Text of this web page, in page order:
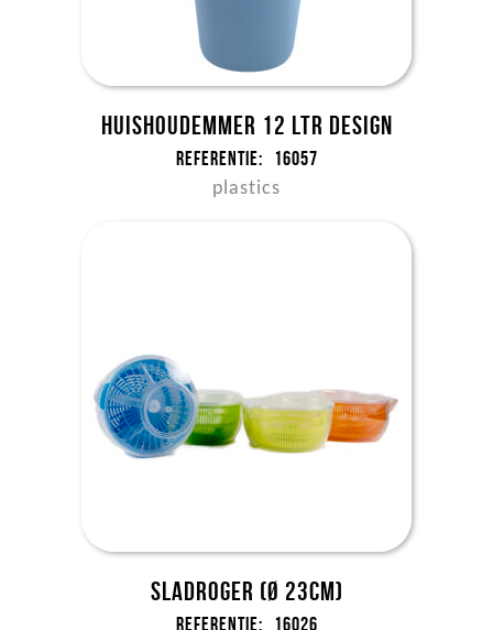
Huishoudemmer 12 ltr DESIGN
Referentie: 16057
plastics
Sladroger (Ø 23cm)
Referentie: 16026